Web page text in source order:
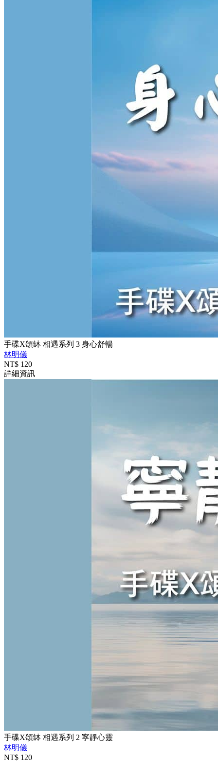
手碟X頌缽 相遇系列 3 身心舒暢
林明儀
NT$ 120
詳細資訊
手碟X頌缽 相遇系列 2 寧靜心靈
林明儀
NT$ 120